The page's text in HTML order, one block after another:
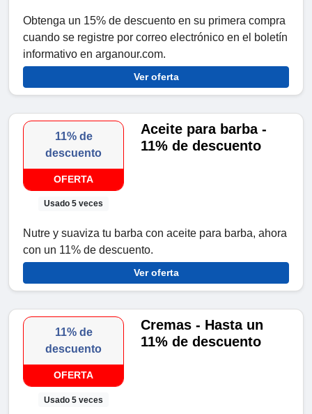
Obtenga un 15% de descuento en su primera compra
cuando se registre por correo electrónico en el boletín
informativo en arganour.com.
Ver oferta
11% de
descuento
OFERTA
Usado 5 veces
Aceite para barba -
11% de descuento
Nutre y suaviza tu barba con aceite para barba, ahora
con un 11% de descuento.
Ver oferta
11% de
descuento
OFERTA
Usado 5 veces
Cremas - Hasta un
11% de descuento